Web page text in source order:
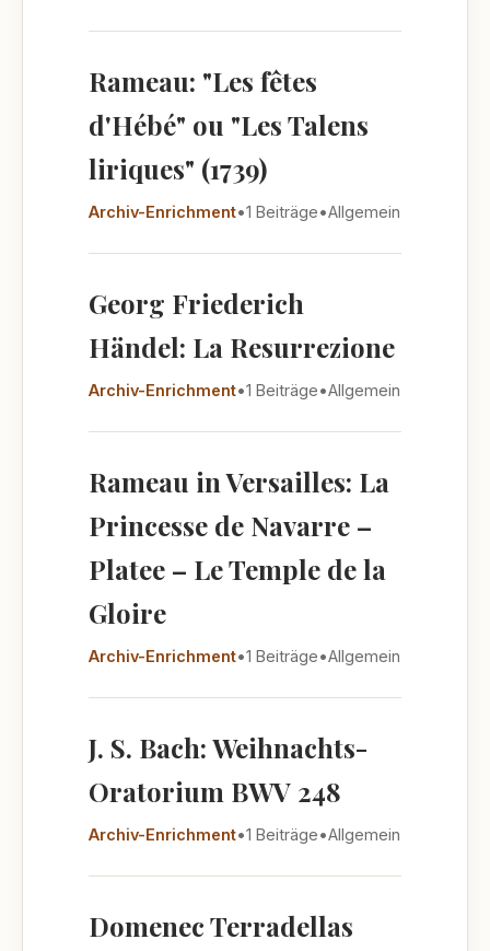
Rameau: "Les fêtes
d'Hébé" ou "Les Talens
liriques" (1739)
Archiv-Enrichment•1 Beiträge•Allgemein
Georg Friederich
Händel: La Resurrezione
Archiv-Enrichment•1 Beiträge•Allgemein
Rameau in Versailles: La
Princesse de Navarre –
Platee – Le Temple de la
Gloire
Archiv-Enrichment•1 Beiträge•Allgemein
J. S. Bach: Weihnachts-
Oratorium BWV 248
Archiv-Enrichment•1 Beiträge•Allgemein
Domenec Terradellas